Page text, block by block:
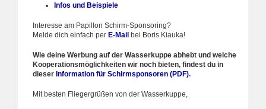
Infos und Beispiele
Interesse am Papillon Schirm-Sponsoring?
Melde dich einfach per E-Mail bei Boris Kiauka!
Wie deine Werbung auf der Wasserkuppe abhebt und welche
Kooperationsmöglichkeiten wir noch bieten, findest du in
dieser Information für Schirmsponsoren (PDF).
Mit besten Fliegergrüßen von der Wasserkuppe,